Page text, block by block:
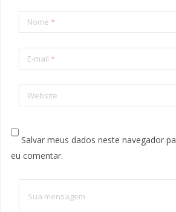
Nome *
E-mail *
Website
Salvar meus dados neste navegador
eu comentar.